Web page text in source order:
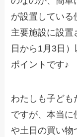
が設置している
主要施設に設置
日から1月3日
ポイントです♪
わたしも子ども
ですが、本当に
や土日の買い物